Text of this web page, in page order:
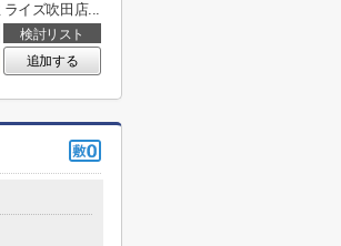
イズ吹田店...
検討リスト
追加する